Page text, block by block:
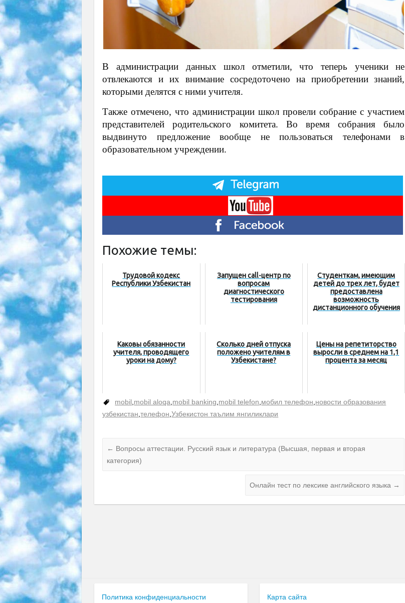
В администрации данных школ отметили, что теперь ученики не
отвлекаются и их внимание сосредоточено на приобретении знаний,
которыми делятся с ними учителя.
Также отмечено, что администрации школ провели собрание с участием
представителей родительского комитета. Во время собрания было
выдвинуто предложение вообще не пользоваться телефонами в
образовательном учреждении.
Похожие темы:
Трудовой кодекс
Республики Узбекистан
Запущен call-центр по
вопросам
диагностического
тестирования
Студенткам, имеющим
детей до трех лет, будет
предоставлена
возможность
дистанционного обучения
Каковы обязанности
учителя, проводящего
уроки на дому?
Сколько дней отпуска
положено учителям в
Узбекистане?
Цены на репетиторство
выросли в среднем на 1,1
процента за месяц
mobil mobil aloqa mobil banking mobil telefon мобил телефон новости образования
узбекистан ,телефон ,Узбекистон таълим янгиликлари
← Вопросы аттестации. Русский язык и литература (Высшая, первая и вторая
категория)
Онлайн тест по лексике английского языка →
Политика конфиденциальности Карта сайта